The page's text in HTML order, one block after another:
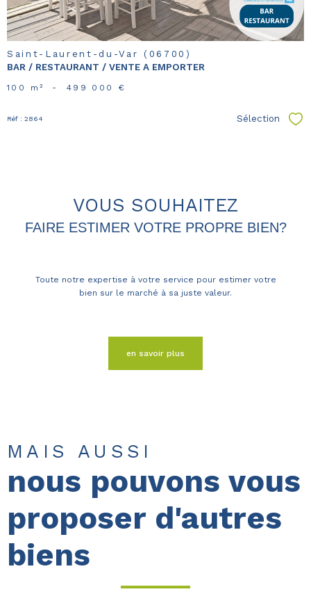
Saint-Laurent-du-Var (06700)
BAR / RESTAURANT / VENTE A EMPORTER
100 m² - 499 000 €
Réf : 2864 Sélection
VOUS SOUHAITEZ
FAIRE ESTIMER VOTRE PROPRE BIEN?
Toute notre expertise à votre service pour estimer votre
bien sur le marché à sa juste valeur.
en savoir plus
MAIS AUSSI
nous pouvons vous
proposer d'autres
biens